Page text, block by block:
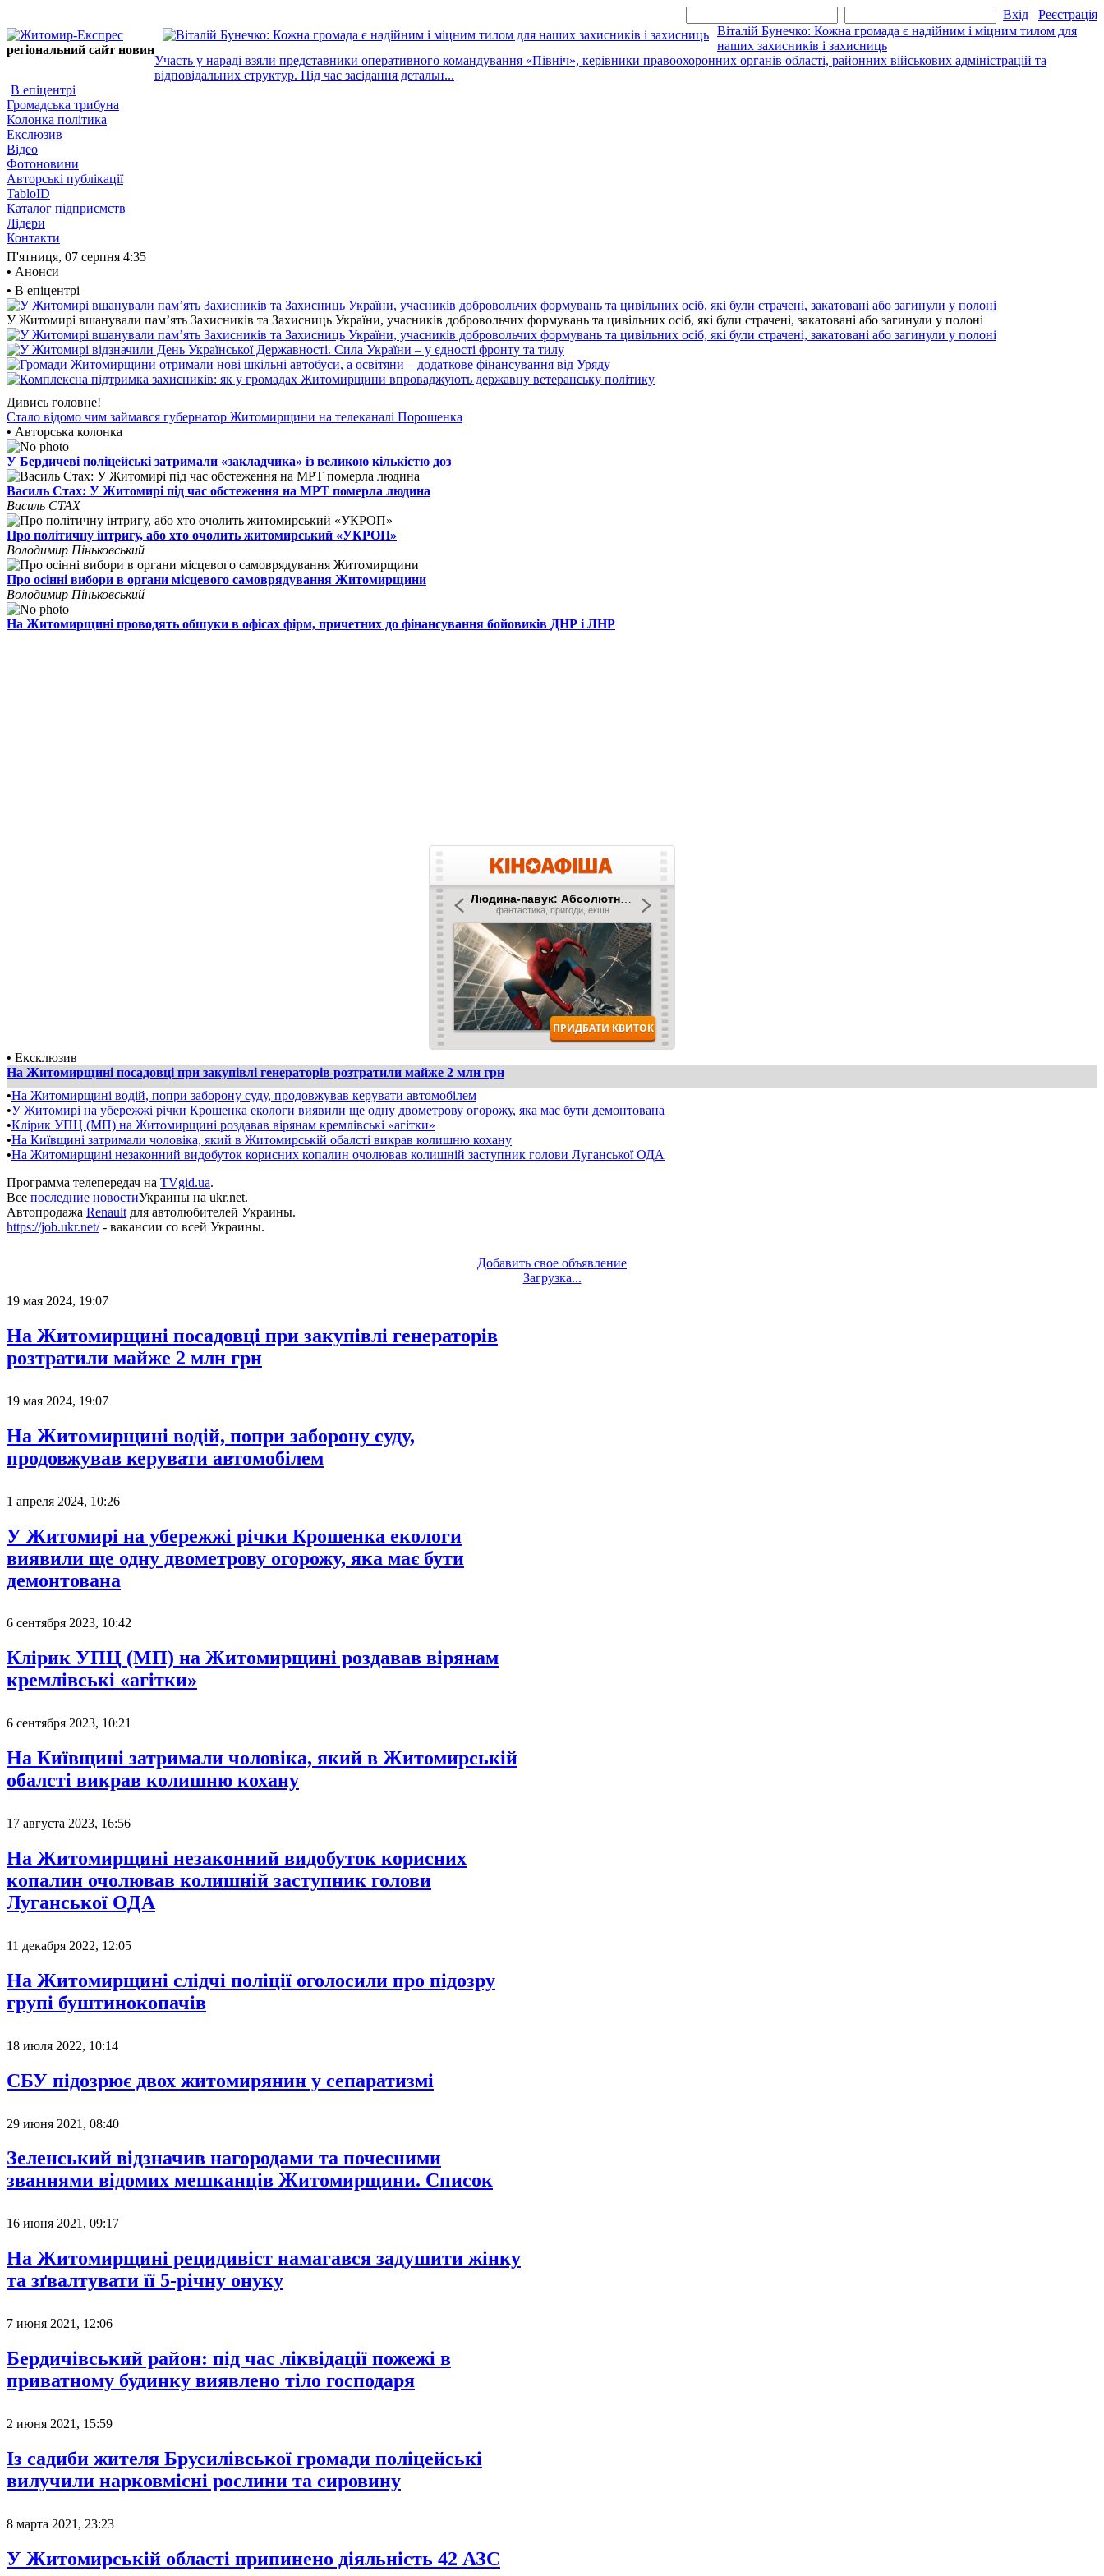
Вхід Реєстрація
регіональний сайт новин
Віталій Бунечко: Кожна громада є надійним і міцним тилом для
наших захисників і захисниць
Участь у нараді взяли представники оперативного командування «Північ», керівники правоохоронних органів області, районних військових адміністрацій та
відповідальних структур. Під час засідання детальн...
В епіцентрі
Громадська трибуна
Колонка політика
Екслюзив
Відео
Фотоновини
Авторські публікації
TabloID
Каталог підприємств
Лідери
Контакти
П'ятниця, 07 серпня 4:35
• Анонси
• В епіцентрі
У Житомирі вшанували пам’ять Захисників та Захисниць України, учасників добровольчих формувань та цивільних осіб, які були страчені, закатовані або загинули у полоні
Дивись головне!
Стало відомо чим займався губернатор Житомирщини на телеканалі Порошенка
• Авторська колонка
У Бердичеві поліцейські затримали «закладчика» із великою кількістю доз
Василь Стах: У Житомирі під час обстеження на МРТ померла людина
Василь СТАХ
Про політичну інтригу, або хто очолить житомирський «УКРОП»
Володимир Піньковський
Про осінні вибори в органи місцевого самоврядування Житомирщини
Володимир Піньковський
На Житомирщині проводять обшуки в офісах фірм, причетних до фінансування бойовиків ДНР і ЛНР
• Ексклюзив
На Житомирщині посадовці при закупівлі генераторів розтратили майже 2 млн грн
•На Житомирщині водій, попри заборону суду, продовжував керувати автомобілем
•У Житомирі на убережжі річки Крошенка екологи виявили ще одну двометрову огорожу, яка має бути демонтована
•Клірик УПЦ (МП) на Житомирщині роздавав вірянам кремлівські «агітки»
•На Київщині затримали чоловіка, який в Житомирській обалсті викрав колишню кохану
•На Житомирщині незаконний видобуток корисних копалин очолював колишній заступник голови Луганської ОДА
Программа телепередач на TVgid.ua.
Все последние новостиУкраины на ukr.net.
Автопродажа Renault для автолюбителей Украины.
https://job.ukr.net/- вакансии со всей Украины.
Добавить свое объявление
Загрузка...
19 мая 2024, 19:07
На Житомирщині посадовці при закупівлі генераторів
розтратили майже 2 млн грн
19 мая 2024, 19:07
На Житомирщині водій, попри заборону суду,
продовжував керувати автомобілем
1 апреля 2024, 10:26
У Житомирі на убережжі річки Крошенка екологи
виявили ще одну двометрову огорожу, яка має бути
демонтована
6 сентября 2023, 10:42
Клірик УПЦ (МП) на Житомирщині роздавав вірянам
кремлівські «агітки»
6 сентября 2023, 10:21
На Київщині затримали чоловіка, який в Житомирській
обалсті викрав колишню кохану
17 августа 2023, 16:56
На Житомирщині незаконний видобуток корисних
копалин очолював колишній заступник голови
Луганської ОДА
11 декабря 2022, 12:05
На Житомирщині слідчі поліції оголосили про підозру
групі буштинокопачів
18 июля 2022, 10:14
СБУ підозрює двох житомирянин у сепаратизмі
29 июня 2021, 08:40
Зеленський відзначив нагородами та почесними
званнями відомих мешканців Житомирщини. Список
16 июня 2021, 09:17
На Житомирщині рецидивіст намагався задушити жінку
та зґвалтувати її 5-річну онуку
7 июня 2021, 12:06
Бердичівський район: під час ліквідації пожежі в
приватному будинку виявлено тіло господаря
2 июня 2021, 15:59
Із садиби жителя Брусилівської громади поліцейські
вилучили нарковмісні рослини та сировину
8 марта 2021, 23:23
У Житомирській області припинено діяльність 42 АЗС